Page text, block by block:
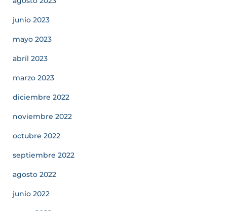
junio 2023
mayo 2023
abril 2023
marzo 2023
diciembre 2022
noviembre 2022
octubre 2022
septiembre 2022
agosto 2022
junio 2022